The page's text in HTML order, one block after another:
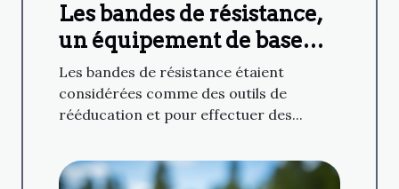
Les bandes de résistance,
un équipement de base
extrêmement polyvalent
Les bandes de résistance étaient
considérées comme des outils de
rééducation et pour effectuer des...